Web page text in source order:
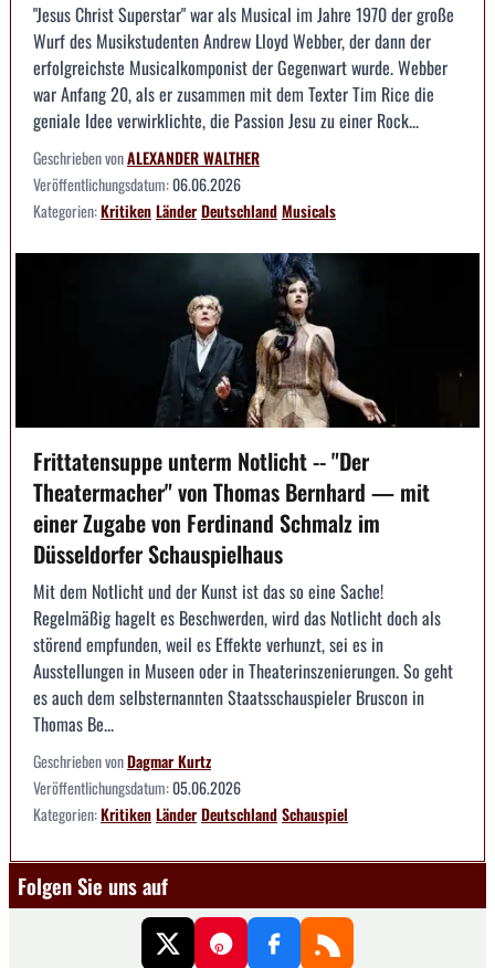
"Jesus Christ Superstar" war als Musical im Jahre 1970 der große
Wurf des Musikstudenten Andrew Lloyd Webber, der dann der
erfolgreichste Musicalkomponist der Gegenwart wurde. Webber
war Anfang 20, als er zusammen mit dem Texter Tim Rice die
geniale Idee verwirklichte, die Passion Jesu zu einer Rock...
Geschrieben vonALEXANDER WALTHER
Veröffentlichungsdatum:06.06.2026
Kategorien:KritikenLänderDeutschlandMusicals
Frittatensuppe unterm Notlicht -- "Der
Theatermacher" von Thomas Bernhard — mit
einer Zugabe von Ferdinand Schmalz im
Düsseldorfer Schauspielhaus
Mit dem Notlicht und der Kunst ist das so eine Sache!
Regelmäßig hagelt es Beschwerden, wird das Notlicht doch als
störend empfunden, weil es Effekte verhunzt, sei es in
Ausstellungen in Museen oder in Theaterinszenierungen. So geht
es auch dem selbsternannten Staatsschauspieler Bruscon in
Thomas Be...
Geschrieben vonDagmar Kurtz
Veröffentlichungsdatum:05.06.2026
Kategorien:KritikenLänderDeutschlandSchauspiel
Folgen Sie uns auf